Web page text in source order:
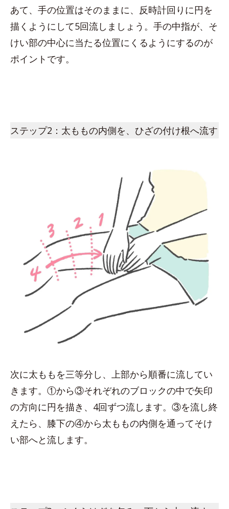
あて、手の位置はそのままに、反時計回りに円を
描くようにして5回流しましょう。手の中指が、そ
けい部の中心に当たる位置にくるようにするのが
ポイントです。
ステップ2：太ももの内側を、ひざの付け根へ流す
次に太ももを三等分し、上部から順番に流してい
きます。①から③それぞれのブロックの中で矢印
の方向に円を描き、4回ずつ流します。③を流し終
えたら、膝下の④から太ももの内側を通ってそけ
い部へと流します。